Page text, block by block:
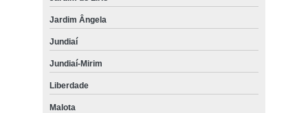
Jardim Ângela
Jundiaí
Jundiaí-Mirim
Liberdade
Malota